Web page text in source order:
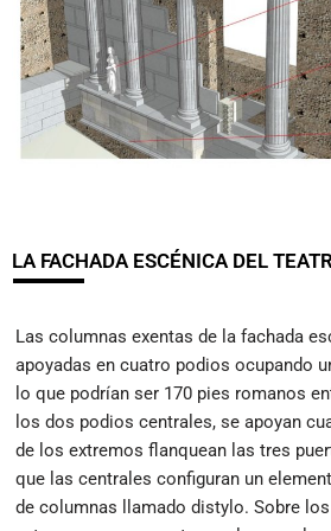
LA FACHADA ESCÉNICA DEL
Las columnas exentas de la fachada
apoyadas en cuatro podios ocupando
lo que podrían ser 170 pies romanos
los dos podios centrales, se apoyan
de los extremos flanquean las tres
que las centrales configuran un
de columnas llamado distylo. Sobre